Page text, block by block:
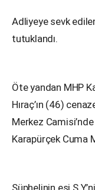
Adliyeye sevk
tutuklandı.
Öte yandan MHP
Hıraç’ın (46)
Merkez Camisi’nde
Karapürçek Cuma
Şüphelinin eşi